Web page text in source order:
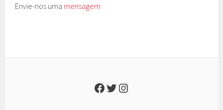
Envie-nos uma mensagem
Facebook
TwitterInstagram